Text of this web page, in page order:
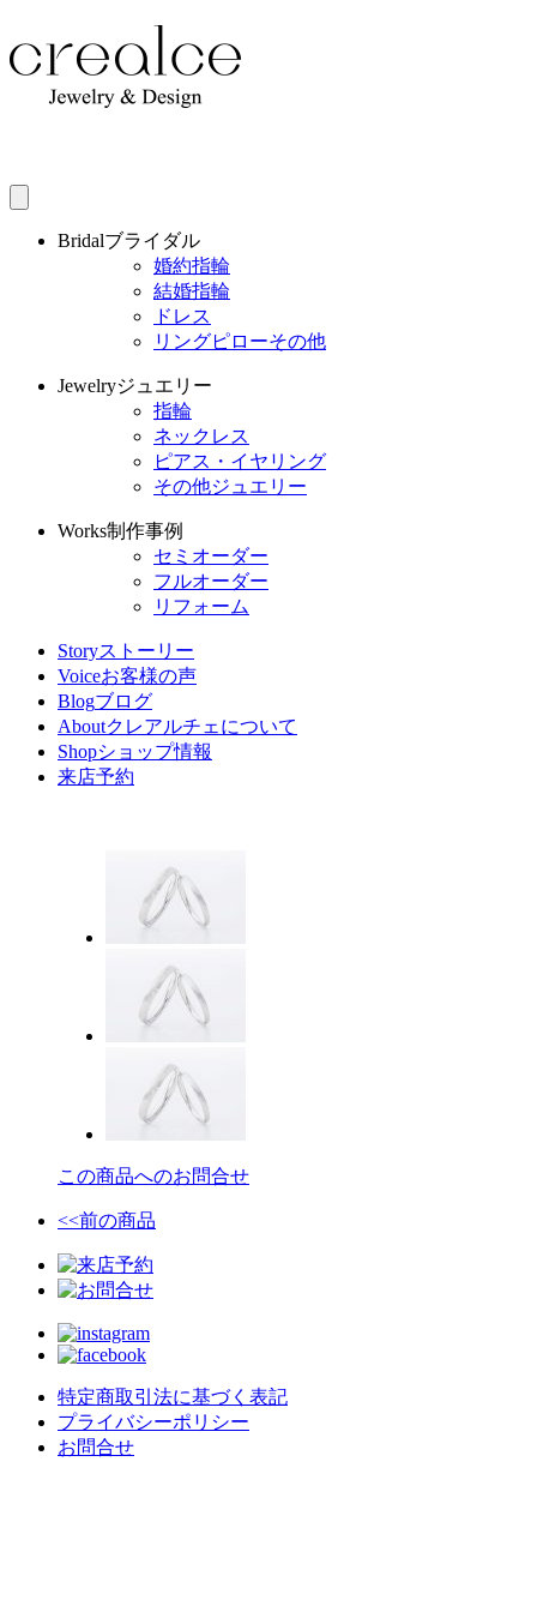
Bridalブライダル
婚約指輪
結婚指輪
ドレス
リングピローその他
Jewelryジュエリー
指輪
ネックレス
ピアス・イヤリング
その他ジュエリー
Works制作事例
セミオーダー
フルオーダー
リフォーム
Storyストーリー
Voiceお客様の声
Blogブログ
Aboutクレアルチェについて
Shopショップ情報
来店予約
この商品へのお問合せ
<<前の商品
特定商取引法に基づく表記
プライバシーポリシー
お問合せ